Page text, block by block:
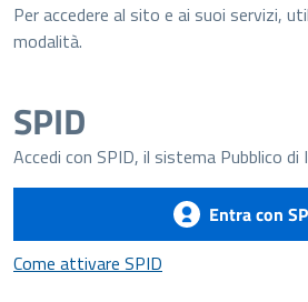
Per accedere al sito e ai suoi servizi,
modalità.
SPID
Accedi con SPID, il sistema Pubblico
Entra con
Come attivare SPID